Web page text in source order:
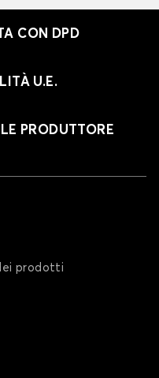
CON DPD
U.E.
PRODUTTORE
prodotti